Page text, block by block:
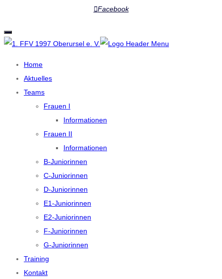
Facebook
Home
Aktuelles
Teams
Frauen I
Informationen
Frauen II
Informationen
B-Juniorinnen
C-Juniorinnen
D-Juniorinnen
E1-Juniorinnen
E2-Juniorinnen
F-Juniorinnen
G-Juniorinnen
Training
Kontakt